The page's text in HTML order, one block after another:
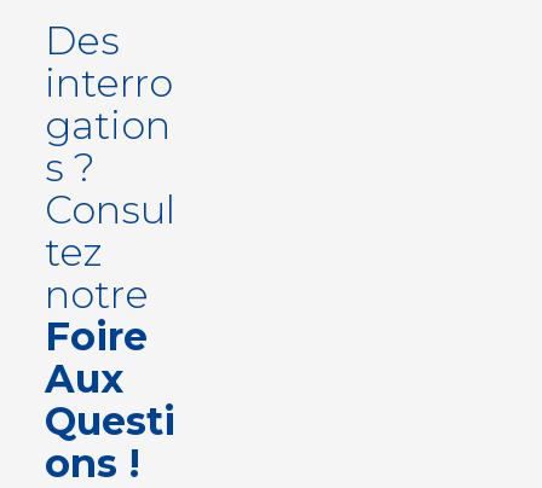
Des
interro
gation
s ?
Consul
tez
notre
Foire
Aux
Questi
ons !